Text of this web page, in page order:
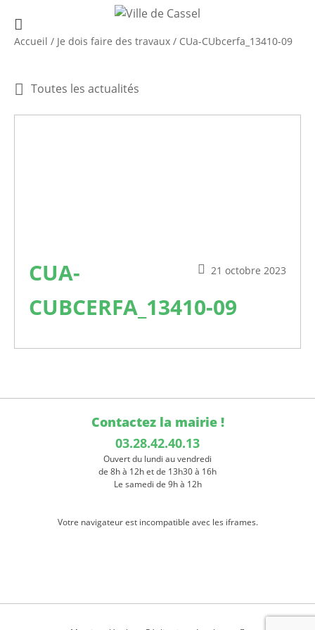
Accueil / Je dois faire des travaux / CUa-CUbcerfa_13410-09
Toutes les actualités
21 octobre 2023
CUA-
CUBCERFA_13410-09
Contactez la mairie !
03.28.42.40.13
Ouvert du lundi au vendredi
de 8h à 12h et de 13h30 à 16h
Le samedi de 9h à 12h
Votre navigateur est incompatible avec les iframes.